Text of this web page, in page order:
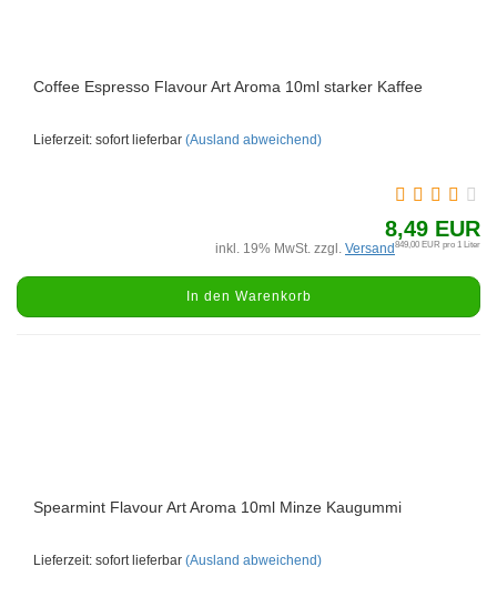
Coffee Espresso Flavour Art Aroma 10ml starker Kaffee
Lieferzeit: sofort lieferbar (Ausland abweichend)
8,49 EUR
849,00 EUR pro 1 Liter
inkl. 19% MwSt. zzgl. Versand
In den Warenkorb
Spearmint Flavour Art Aroma 10ml Minze Kaugummi
Lieferzeit: sofort lieferbar (Ausland abweichend)